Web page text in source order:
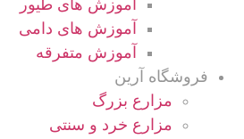
آموزش های طیور
آموزش های دامی
آموزش متفرقه
فروشگاه آرین
مزارع بزرگ
مزارع خرد و سنتی